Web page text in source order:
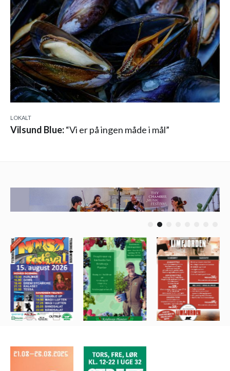
LOKALT
Vilsund Blue:“Vi er på ingen måde i mål”